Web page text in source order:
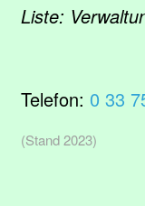
Liste:
Telefon: 0 33
(Stand 2023)